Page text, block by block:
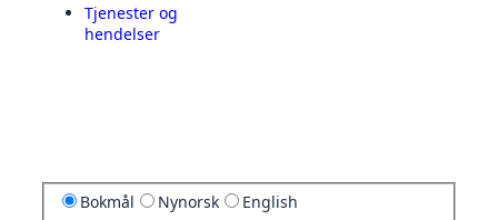
Tjenester og
hendelser
Bokmål Nynorsk English